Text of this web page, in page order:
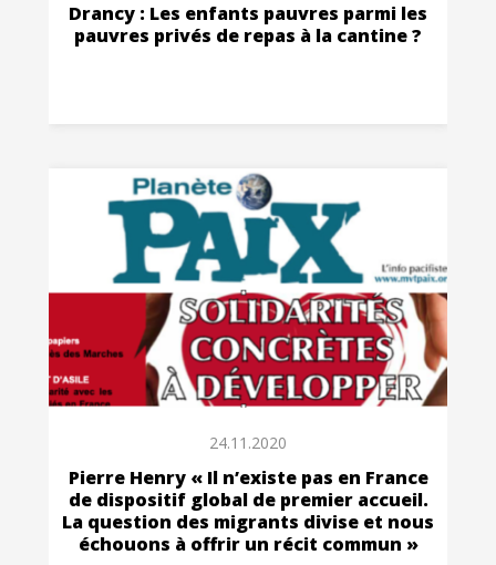
Drancy : Les enfants pauvres parmi les
pauvres privés de repas à la cantine ?
24.11.2020
Pierre Henry « Il n’existe pas en France
de dispositif global de premier accueil.
La question des migrants divise et nous
échouons à offrir un récit commun »